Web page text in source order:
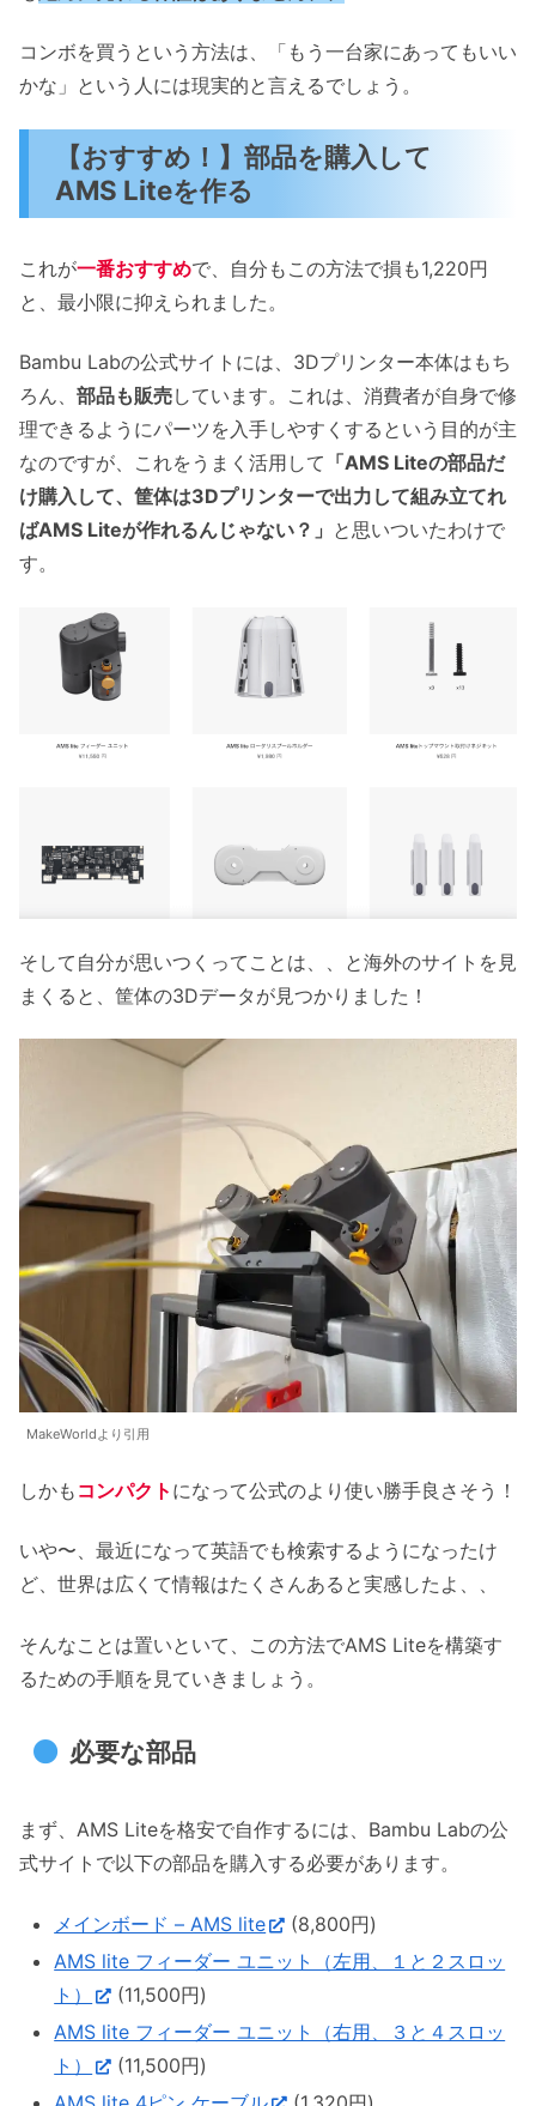
コンボを買うという方法は、「もう一台家にあってもいい
かな」という人には現実的と言えるでしょう。
【おすすめ！】部品を購入して
AMS Liteを作る
これが一番おすすめで、自分もこの方法で損も1,220円
と、最小限に抑えられました。
Bambu Labの公式サイトには、3Dプリンター本体はもち
ろん、 部品も販売しています。これは、消費者が自身で修
理できるようにパーツを入手しやすくするという目的が主
なのですが、これをうまく活用して 「AMS Liteの部品だ
け購入して、筐体は3Dプリンターで出力して組み立てれ
ばAMS Liteが作れるんじゃない？」 と思いついたわけで
す。
そして自分が思いつくってことは、、と海外のサイトを見
まくると、筐体の3Dデータが見つかりました！
MakeWorldより引用
しかも コンパクト になって公式のより使い勝手良さそう！
いや〜、最近になって英語でも検索するようになったけ
ど、世界は広くて情報はたくさんあると実感したよ、、
そんなことは置いといて、この方法でAMS Liteを構築す
るための手順を見ていきましょう。
必要な部品
まず、AMS Liteを格安で自作するには、Bambu Labの公
式サイトで以下の部品を購入する必要があります。
メインボード – AMS lite
(8,800円)
AMS lite フィーダー ユニット（左用、１と２スロッ
ト）
(11,500円)
AMS lite フィーダー ユニット（右用、３と４スロッ
ト）
(11,500円)